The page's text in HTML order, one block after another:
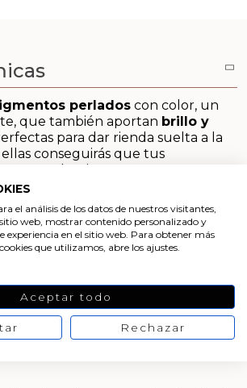
perladoscon color, un
que también aportan brillo y
para dar rienda suelta a la
conseguirás que tus
un bonito
. Son muy sencillas de utilizar y el
de moda y es muy divertido
Con un poco de imaginación
espectaculares.
en Gran Velada:
diy
y estrellas de mar
detalles hechos a mano
K-Beauty
el análisis de los datos de nuestros visitantes,
web, mostrar contenido personalizado y
experiencia en el sitio web. Para obtener más
que utilizamos, abre los ajustes.
Aceptar todo
Rechazar